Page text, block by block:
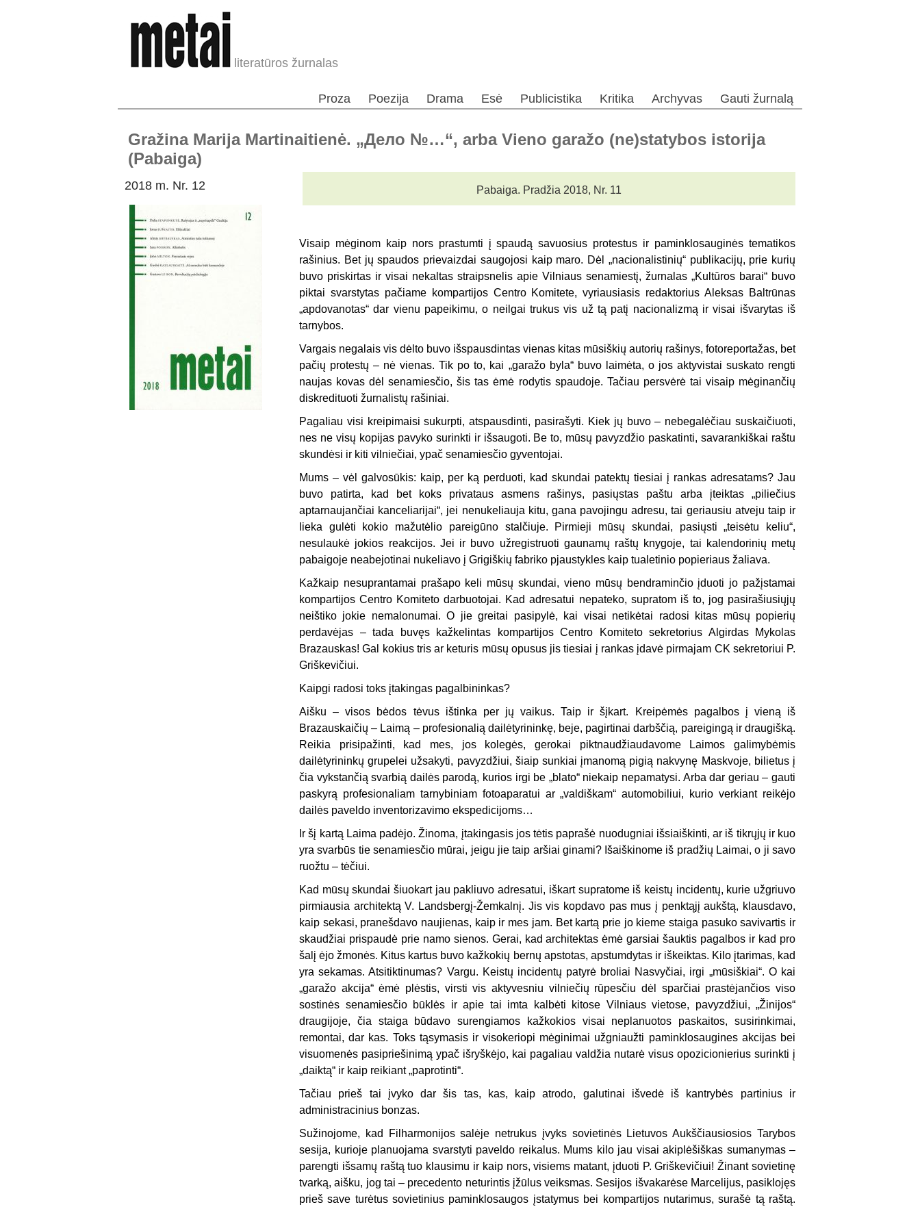
literatūros žurnalas
Proza Poezija Drama Esė Publicistika Kritika Archyvas Gauti žurnalą
Gražina Marija Martinaitienė. „Дело №…“, arba Vieno garažo (ne)statybos istorija
(Pabaiga)
2018 m. Nr. 12 Pabaiga. Pradžia 2018, Nr. 11
Visaip mėginom kaip nors prastumti į spaudą savuosius protestus ir paminklosauginės tematikos
rašinius. Bet jų spaudos prievaizdai saugojosi kaip maro. Dėl „nacionalistinių“ publikacijų, prie kurių
buvo priskirtas ir visai nekaltas straipsnelis apie Vilniaus senamiestį, žurnalas „Kultūros barai“ buvo
piktai svarstytas pačiame kompartijos Centro Komitete, vyriausiasis redaktorius Aleksas Baltrūnas
„apdovanotas“ dar vienu papeikimu, o neilgai trukus vis už tą patį nacionalizmą ir visai išvarytas iš
tarnybos.
Vargais negalais vis dėlto buvo išspausdintas vienas kitas mūsiškių autorių rašinys, fotoreportažas, bet
pačių protestų – nė vienas. Tik po to, kai „garažo byla“ buvo laimėta, o jos aktyvistai suskato rengti
naujas kovas dėl senamiesčio, šis tas ėmė rodytis spaudoje. Tačiau persvėrė tai visaip mėginančių
diskredituoti žurnalistų rašiniai.
Pagaliau visi kreipimaisi sukurpti, atspausdinti, pasirašyti. Kiek jų buvo – nebegalėčiau suskaičiuoti,
nes ne visų kopijas pavyko surinkti ir išsaugoti. Be to, mūsų pavyzdžio paskatinti, savarankiškai raštu
skundėsi ir kiti vilniečiai, ypač senamiesčio gyventojai.
Mums – vėl galvosūkis: kaip, per ką perduoti, kad skundai patektų tiesiai į rankas adresatams? Jau
buvo patirta, kad bet koks privataus asmens rašinys, pasiųstas paštu arba įteiktas „piliečius
aptarnaujančiai kanceliarijai“, jei nenukeliauja kitu, gana pavojingu adresu, tai geriausiu atveju taip ir
lieka gulėti kokio mažutėlio pareigūno stalčiuje. Pirmieji mūsų skundai, pasiųsti „teisėtu keliu“,
nesulaukė jokios reakcijos. Jei ir buvo užregistruoti gaunamų raštų knygoje, tai kalendorinių metų
pabaigoje neabejotinai nukeliavo į Grigiškių fabriko pjaustykles kaip tualetinio popieriaus žaliava.
Kažkaip nesuprantamai prašapo keli mūsų skundai, vieno mūsų bendraminčio įduoti jo pažįstamai
kompartijos Centro Komiteto darbuotojai. Kad adresatui nepateko, supratom iš to, jog pasirašiusiųjų
neištiko jokie nemalonumai. O jie greitai pasipylė, kai visai netikėtai radosi kitas mūsų popierių
perdavėjas – tada buvęs kažkelintas kompartijos Centro Komiteto sekretorius Algirdas Mykolas
Brazauskas! Gal kokius tris ar keturis mūsų opusus jis tiesiai į rankas įdavė pirmajam CK sekretoriui P.
Griškevičiui.
Kaipgi radosi toks įtakingas pagalbininkas?
Aišku – visos bėdos tėvus ištinka per jų vaikus. Taip ir šįkart. Kreipėmės pagalbos į vieną iš
Brazauskaičių – Laimą – profesionalią dailėtyrininkę, beje, pagirtinai darbščią, pareigingą ir draugišką.
Reikia prisipažinti, kad mes, jos kolegės, gerokai piktnaudžiaudavome Laimos galimybėmis
dailėtyrininkų grupelei užsakyti, pavyzdžiui, šiaip sunkiai įmanomą pigią nakvynę Maskvoje, bilietus į
čia vykstančią svarbią dailės parodą, kurios irgi be „blato“ niekaip nepamatysi. Arba dar geriau – gauti
paskyrą profesionaliam tarnybiniam fotoaparatui ar „valdiškam“ automobiliui, kurio verkiant reikėjo
dailės paveldo inventorizavimo ekspedicijoms…
Ir šį kartą Laima padėjo. Žinoma, įtakingasis jos tėtis paprašė nuodugniai išsiaiškinti, ar iš tikrųjų ir kuo
yra svarbūs tie senamiesčio mūrai, jeigu jie taip aršiai ginami? Išaiškinome iš pradžių Laimai, o ji savo
ruožtu – tėčiui.
Kad mūsų skundai šiuokart jau pakliuvo adresatui, iškart supratome iš keistų incidentų, kurie užgriuvo
pirmiausia architektą V. Landsbergį-Žemkalnį. Jis vis kopdavo pas mus į penktąjį aukštą, klausdavo,
kaip sekasi, pranešdavo naujienas, kaip ir mes jam. Bet kartą prie jo kieme staiga pasuko savivartis ir
skaudžiai prispaudė prie namo sienos. Gerai, kad architektas ėmė garsiai šauktis pagalbos ir kad pro
šalį ėjo žmonės. Kitus kartus buvo kažkokių bernų apstotas, apstumdytas ir iškeiktas. Kilo įtarimas, kad
yra sekamas. Atsitiktinumas? Vargu. Keistų incidentų patyrė broliai Nasvyčiai, irgi „mūsiškiai“. O kai
„garažo akcija“ ėmė plėstis, virsti vis aktyvesniu vilniečių rūpesčiu dėl sparčiai prastėjančios viso
sostinės senamiesčio būklės ir apie tai imta kalbėti kitose Vilniaus vietose, pavyzdžiui, „Žinijos“
draugijoje, čia staiga būdavo surengiamos kažkokios visai neplanuotos paskaitos, susirinkimai,
remontai, dar kas. Toks tąsymasis ir visokeriopi mėginimai užgniaužti paminklosaugines akcijas bei
visuomenės pasipriešinimą ypač išryškėjo, kai pagaliau valdžia nutarė visus opozicionierius surinkti į
„daiktą“ ir kaip reikiant „paprotinti“.
Tačiau prieš tai įvyko dar šis tas, kas, kaip atrodo, galutinai išvedė iš kantrybės partinius ir
administracinius bonzas.
Sužinojome, kad Filharmonijos salėje netrukus įvyks sovietinės Lietuvos Aukščiausiosios Tarybos
sesija, kurioje planuojama svarstyti paveldo reikalus. Mums kilo jau visai akiplėšiškas sumanymas –
parengti išsamų raštą tuo klausimu ir kaip nors, visiems matant, įduoti P. Griškevičiui! Žinant sovietinę
tvarką, aišku, jog tai – precedento neturintis įžūlus veiksmas. Sesijos išvakarėse Marcelijus, pasiklojęs
prieš save turėtus sovietinius paminklosaugos įstatymus bei kompartijos nutarimus, surašė tą raštą.